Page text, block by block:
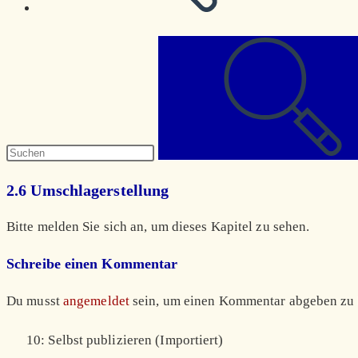
2.6 Umschlagerstellung
Bitte melden Sie sich an, um dieses Kapitel zu sehen.
Schreibe einen Kommentar
Du musst angemeldetsein, um einen Kommentar abgeben zu
10: Selbst publizieren (Importiert)